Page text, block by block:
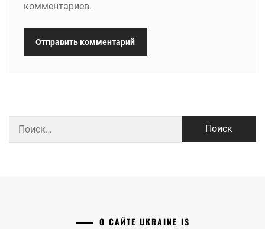
комментариев.
О САЙТЕ UKRAINE IS